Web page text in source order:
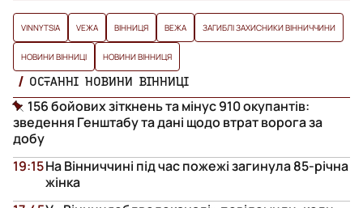
VINNYTSIA VЕЖА ВІННИЦЯ ВЕЖА ЗАГИБЛІ ЗАХИСНИКИ ВІННИЧЧИНИ
НОВИНИ ВІННИЦІ НОВИНИ ВІННИЦЯ
ОСТАННІ НОВИНИ ВІННИЦІ
156 бойових зіткнень та мінус 910 окупантів:
зведення Генштабу та дані щодо втрат ворога за
добу
На Вінниччині під час пожежі загинула 85-річна
жінка
19:15